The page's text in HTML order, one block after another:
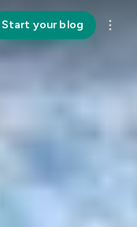
Start your blog